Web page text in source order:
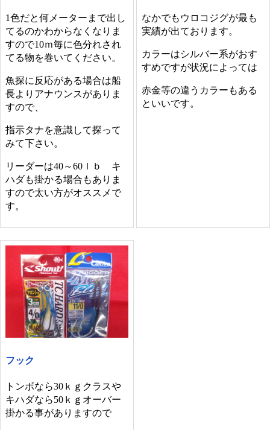
1色だと何メーターまで出し
てるのかわからなくなりま
すので10ｍ毎に色分れされ
てる物を巻いてください。
魚探に反応がある場合は船
長よりアナウンスがありま
すので、
指示タナを意識して探って
みて下さい。
リーダーは40～60ｌｂ キ
ハダも掛かる場合もありま
すので太い方がオススメで
す。
なかでもウロコジグが最も
実績が出ております。
カラーはシルバー系がおす
すめですが状況によっては
赤金等の違うカラーもある
といいです。
フック
トンボなら30ｋｇクラスや
キハダなら50ｋｇオーバー
掛かる事がありますので